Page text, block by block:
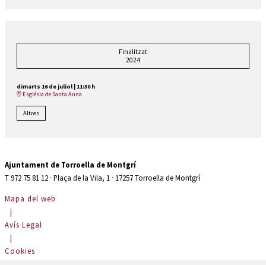
Finalitzat
2024
dimarts 16 de juliol
11:30 h
Església de Santa Anna
Altres
Ajuntament de Torroella de Montgrí
T 972 75 81 12 · Plaça de la Vila, 1 · 17257 Torroella de Montgrí
Mapa del web
|
Avís Legal
|
Cookies